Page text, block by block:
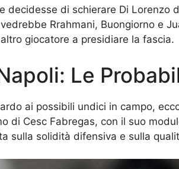
decidesse di schierare Di
Rrahmani, Buongiorno e
giocatore a presidiare la fascia.
Le
ai possibili undici in campo,
di Cesc Fabregas, con il suo
sulla solidità difensiva e sulla